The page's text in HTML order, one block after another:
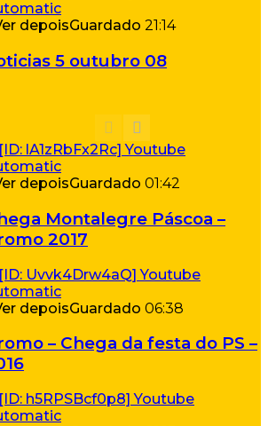
depoisGuardado 21:14
5 outubro 08
depoisGuardado 01:42
Montalegre Páscoa –
2017
depoisGuardado 06:38
– Chega da festa do PS –